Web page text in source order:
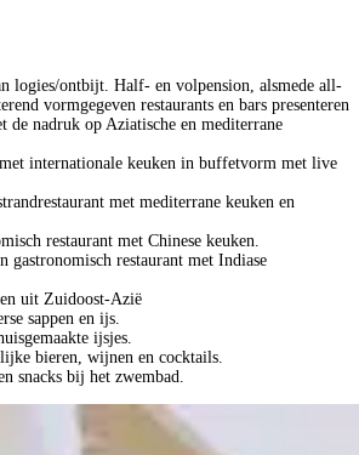
logies/ontbijt. Half- en volpension, alsmede all-
vormgegeven restaurants en bars presenteren
de nadruk op Aziatische en mediterrane
internationale keuken in buffetvorm met live
met mediterrane keuken en
restaurant met Chinese keuken.
gastronomisch restaurant met Indiase
uit Zuidoost-Azië
sappen en ijs.
ijsjes.
bieren, wijnen en cocktails.
snacks bij het zwembad.